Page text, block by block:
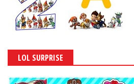
LOL SURPRISE